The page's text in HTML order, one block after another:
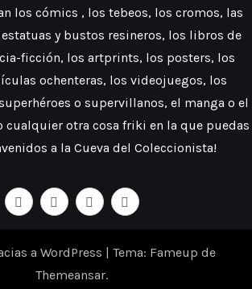
los cómics , los tebeos, los cromos, las
y bustos resineros, los libros de
ficción, los artprints, los posters, los
ochenteras, los videojuegos, los
o supervillanos, el manga o el
cualquier otra cosa friki en la que puedas
a la Cueva del Coleccionista!
a WordPress | Tema: Fameup de
Themeansar.